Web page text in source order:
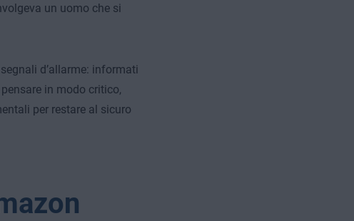
un uomo che si
d’allarme: informati
in modo critico,
per restare al sicuro